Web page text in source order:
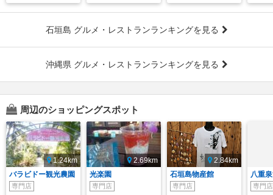
石垣島 グルメ・レストランランキングを見る
沖縄県 グルメ・レストランランキングを見る
周辺のショッピングスポット
1.24km
バラビドー観光農園
専門店
2.69km
光楽園
専門店
2.84km
石垣島物産館
専門店
八重
専門店